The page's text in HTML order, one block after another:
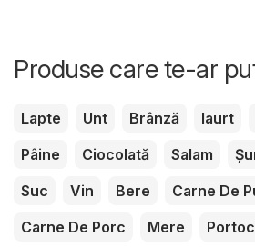
Produse care te-ar
Lapte Unt Brânză Iaurt
Pâine
Ciocolată Salam
Suc
Vin Bere
Carne De
Carne De Porc
Mere